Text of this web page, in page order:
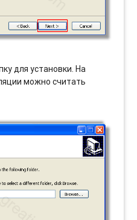
для установки. На
можно считать